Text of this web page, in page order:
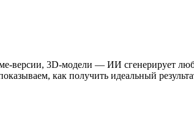
версии, 3D-модели — ИИ сгенерирует
как получить идеальный